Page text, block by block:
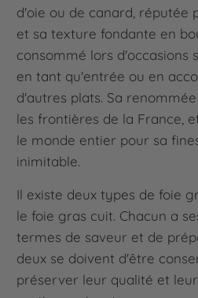
d'oie ou de canard, réputée
et sa texture fondante en
consommé lors d'occasions
en tant qu'entrée ou en
d'autres plats. Sa
les frontières de la France,
le monde entier pour sa
inimitable.
Il existe deux types de foie
le foie gras cuit. Chacun a
termes de saveur et de
deux se doivent d'être
préserver leur qualité et